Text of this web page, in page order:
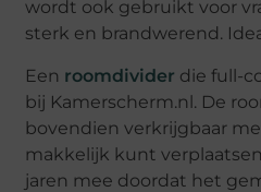
wordt ook gebruikt voor
sterk en brandwerend.
Een roomdivider die full-
bij Kamerscherm.nl. De
bovendien verkrijgbaar
makkelijk kunt
jaren mee doordat het